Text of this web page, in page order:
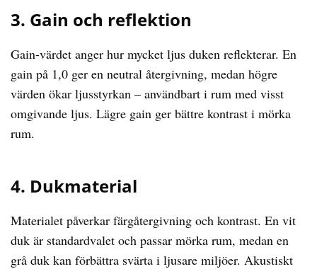
3. Gain och reflektion
Gain-värdet anger hur mycket ljus duken reflekterar. En
gain på 1,0 ger en neutral återgivning, medan högre
värden ökar ljusstyrkan – användbart i rum med visst
omgivande ljus. Lägre gain ger bättre kontrast i mörka
rum.
4. Dukmaterial
Materialet påverkar färgåtergivning och kontrast. En vit
duk är standardvalet och passar mörka rum, medan en
grå duk kan förbättra svärta i ljusare miljöer. Akustiskt